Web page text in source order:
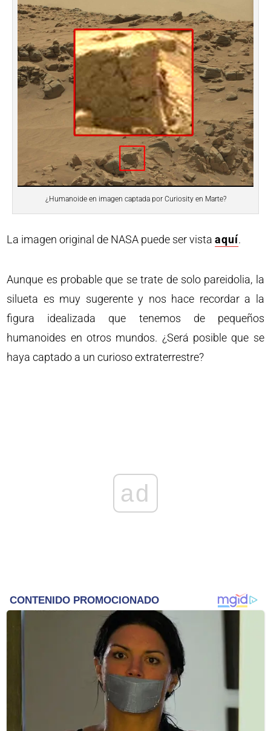
¿Humanoide en imagen captada por Curiosity en Marte?
La imagen original de NASA puede ser vistaaquí.
Aunque es probable que se trate de solo pareidolia, la
silueta es muy sugerente y nos hace recordar a la
figura idealizada que tenemos de pequeños
humanoides en otros mundos. ¿Será posible que se
haya captado a un curioso extraterrestre?
ad